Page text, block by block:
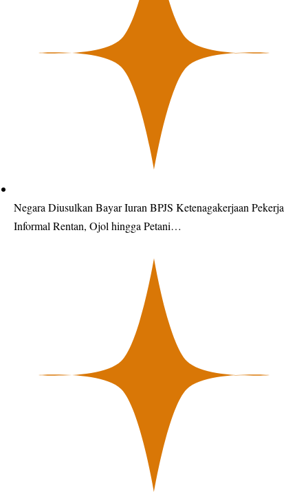
Negara Diusulkan Bayar Iuran BPJS Ketenagakerjaan Pekerja
Informal Rentan, Ojol hingga Petani…